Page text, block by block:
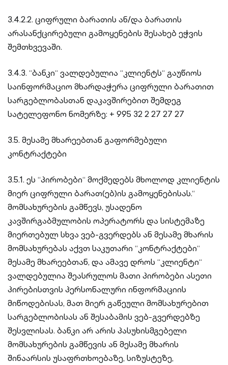
3.4.2.2. ციფრული ბარათის ან/და ბარათის
არასანქცირებული გამოყენების შესახებ ეჭვის
შემთხვევაში.
3.4.3. “ბანკი“ ვალდებულია “კლიენტს“ გაუწიოს
საინფორმაციო მხარდაჭერა ციფრული ბარათით
სარგებლობასთან დაკავშირებით შემდეგ
სატელეფონო ნომერზე: + 995 32 2 27 27 27
3.5. მესამე მხარეებთან გაფორმებული
კონტრაქტები
3.5.1. ეს “პირობები“ მოქმედებს მხოლოდ კლიენტის
მიერ ციფრული ბარათ(ებ)ის გამოყენებისას.“
მომსახურების გამწევს, უსადენო
კავშირგაბმულობის ოპერატორს და სისტემაზე
მიერთებულ სხვა ვებ-გვერდებს ან მესამე მხარის
მომსახურებას აქვთ საკუთარი “კონტრაქტები“
მესამე მხარეებთან, და ამავე დროს “კლიენტი“
ვალდებულია შეასრულოს მათი პირობები ასეთი
პირებისთვის პერსონალური ინფორმაციის
მიწოდებისას, მათ მიერ გაწეული მომსახურებით
სარგებლობისას ან შესაბამის ვებ-გვერდებზე
შესვლისას. ბანკი არ არის პასუხისმგებელი
მომსახურების გამწევის ან მესამე მხარის
შინაარსის უსაფრთხოებაზე, სიზუსტეზე,